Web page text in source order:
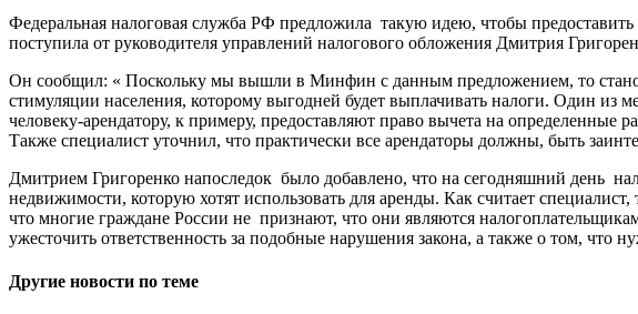
Федеральная налоговая служба РФ предложила такую идею, чтобы
поступила от руководителя управлений налогового обложения Дмитрия
Он сообщил: « Поскольку мы вышли в Минфин с данным предложением, то
стимуляции населения, которому выгодней будет выплачивать налоги. Один из
человеку-арендатору, к примеру, предоставляют право вычета на определенные
Также специалист уточнил, что практически все арендаторы должны, быть
Дмитрием Григоренко напоследок было добавлено, что на сегодняшний день
недвижимости, которую хотят использовать для аренды. Как считает
что многие граждане России не признают, что они являются
ужесточить ответственность за подобные нарушения закона, а также о том, что
Другие новости по теме